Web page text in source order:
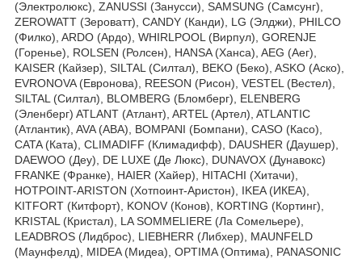
(Электролюкс), ZANUSSI (Занусси), SAMSUNG (Самсунг),
ZEROWATT (Зероватт), CANDY (Канди), LG (Элджи), PHILCO
(Филко), ARDO (Ардо), WHIRLPOOL (Вирпул), GORENJE
(Горенье), ROLSEN (Ролсен), HANSA (Ханса), AEG (Аег),
KAISER (Кайзер), SILTAL (Силтал), BEKO (Беко), ASKO (Аско),
EVRONOVA (Евронова), REESON (Рисон), VESTEL (Вестел),
SILTAL (Силтал), BLOMBERG (Бломберг), ELENBERG
(Эленберг) ATLANT (Атлант), ARTEL (Артел), ATLANTIC
(Атлантик), AVA (АВА), BOMPANI (Бомпани), CASO (Касо),
CATA (Ката), CLIMADIFF (Климадифф), DAUSHER (Даушер),
DAEWOO (Деу), DE LUXE (Де Люкс), DUNAVOX (Дунавокс)
FRANKE (Франке), HAIER (Хайер), HITACHI (Хитачи),
HOTPOINT-ARISTON (Хотпоинт-Аристон), IKEA (ИКЕА),
KITFORT (Китфорт), KONOV (Конов), KORTING (Кортинг),
KRISTAL (Кристал), LA SOMMELIERE (Ла Сомельере),
LEADBROS (Лидброс), LIEBHERR (Либхер), MAUNFELD
(Маунфелд), MIDEA (Мидеа), OPTIMA (Оптима), PANASONIC